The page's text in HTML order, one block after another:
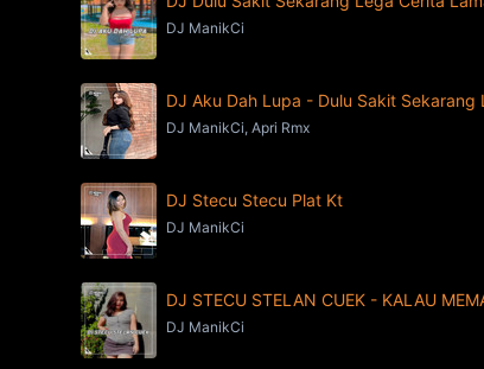
DJ ManikCi
DJ Aku Dah Lupa - Dulu Sakit Sekarang
DJ ManikCi, Apri Rmx
DJ Stecu Stecu Plat Kt
DJ ManikCi
DJ STECU STELAN CUEK - KALAU
DJ ManikCi